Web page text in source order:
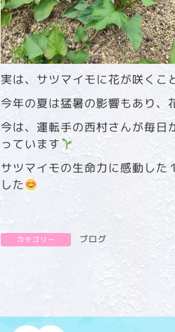
実は、サツマイモに花が咲くこ
今年の夏は猛暑の影響もあり、
今は、運転手の西村さんが毎日
っています
サツマイモの生命力に感動した
した
カテゴリー ブログ